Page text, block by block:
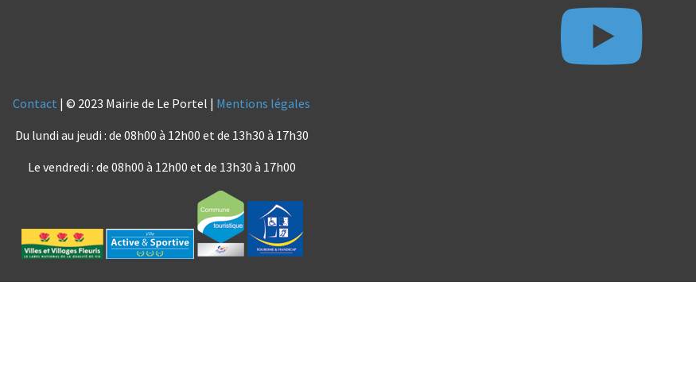
Contact | © 2023 Mairie de Le Portel | Mentions légales
Du lundi au jeudi : de 08h00 à 12h00 et de 13h30 à 17h30
Le vendredi : de 08h00 à 12h00 et de 13h30 à 17h00